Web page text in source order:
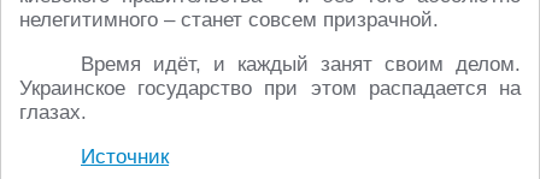
нелегитимного – станет совсем призрачной.
Время идёт, и каждый занят своим делом.
Украинское государство при этом распадается на
глазах.
Источник